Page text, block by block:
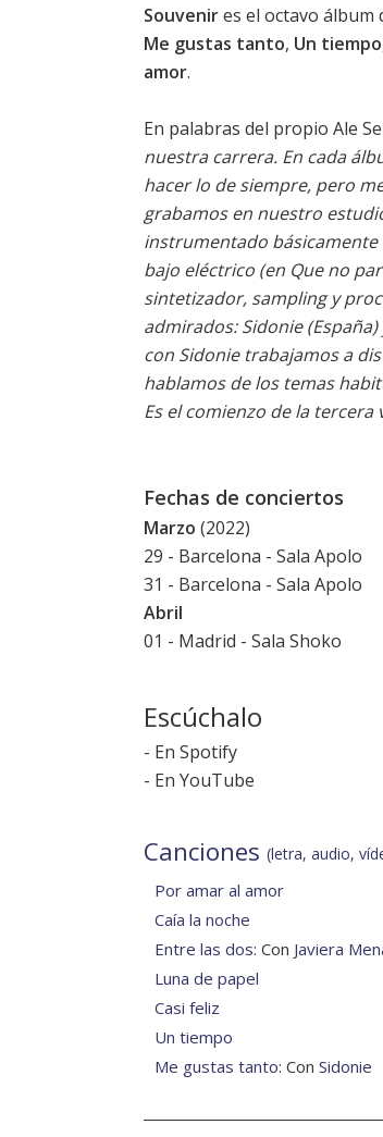
Souvenires el octavo álbum
Me gustas tanto, Un tiempo
amor.
En palabras del propio Ale
nuestra carrera. En cada
hacer lo de siempre, pero
grabamos en nuestro
instrumentado básicamente
bajo eléctrico (en Que no
sintetizador, sampling y
admirados: Sidonie
con Sidonie trabajamos a
hablamos de los temas
Es el comienzo de la tercera
Fechas de conciertos
Marzo (2022)
29 - Barcelona - Sala Apolo
31 - Barcelona - Sala Apolo
Abril
01 - Madrid - Sala Shoko
Escúchalo
- En Spotify
- En YouTube
Canciones (letra, audio,
Por amar al amor
Caía la noche
Entre las dos: Con Javiera
Luna de papel
Casi feliz
Un tiempo
Me gustas tanto: Con Sidonie